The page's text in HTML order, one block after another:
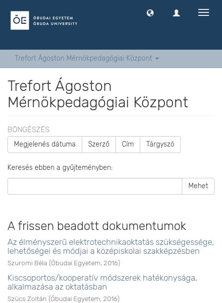
Trefort Ágoston Mérnökpedagógiai Központ
Trefort Ágoston
Mérnökpedagógiai Központ
BÖNGÉSZÉS
Megjelenés dátuma Szerző Cím Tárgyszó
Keresés ebben a gyűjteményben:
Mehet
A frissen beadott dokumentumok
Az élményszerű elektrotechnikaoktatás szükségessége,
lehetőségei és módjai a középiskolai szakképzésben
Szuromi Béla (Óbudai Egyetem 2016)
Kiscsoportos/kooperatív módszerek hatékonysága,
alkalmazása az oktatásban
Szücs Zoltán (Óbudai Egyetem 2016)